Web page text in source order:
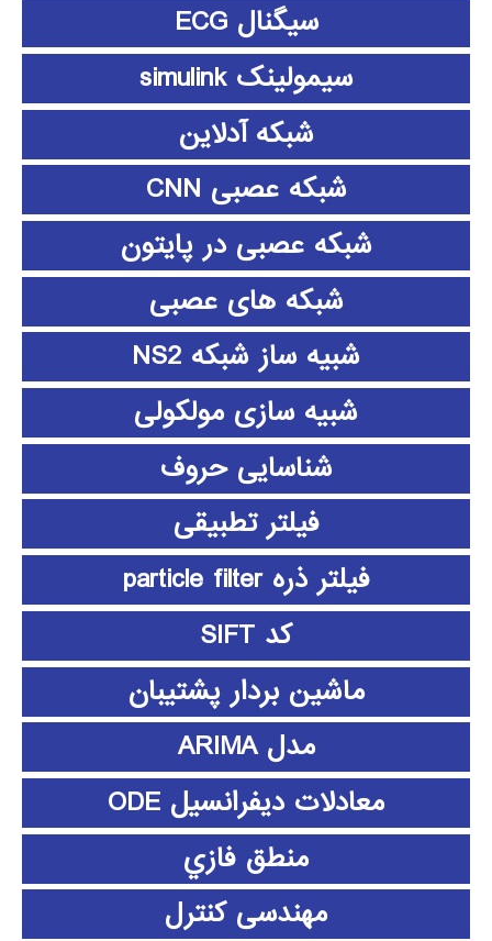
سیگنال ECG
سیمولینک simulink
شبکه آدلاین
شبکه عصبی CNN
شبکه عصبی در پایتون
شبکه های عصبی
شبیه ساز شبکه NS2
شبیه سازی مولکولی
شناسایی حروف
فیلتر تطبیقی
فیلتر ذره particle filter
کد SIFT
ماشین بردار پشتیبان
مدل ARIMA
معادلات دیفرانسیل ODE
منطق فازي
مهندسی کنترل